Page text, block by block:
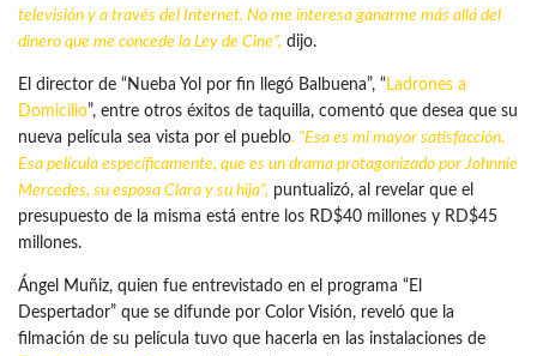
televisión y a través del Internet. No me interesa ganarme más allá del
dinero que me concede la Ley de Cine”, dijo.
El director de “Nueba Yol por fin llegó Balbuena”, “ Ladrones a
Domicilio”, entre otros éxitos de taquilla, comentó que desea que su
nueva película sea vista por el pueblo. “Esa es mi mayor satisfacción.
Esa película específicamente, que es un drama protagonizado por Johnnie
Mercedes, su esposa Clara y su hija”, puntualizó, al revelar que el
presupuesto de la misma está entre los RD$40 millones y RD$45
millones.
Ángel Muñiz, quien fue entrevistado en el programa “El
Despertador” que se difunde por Color Visión, reveló que la
filmación de su película tuvo que hacerla en las instalaciones de